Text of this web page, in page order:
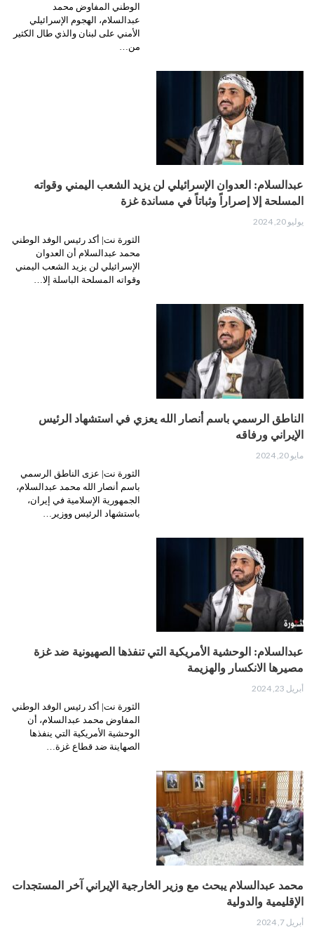
الوطني المفاوض محمد
عبدالسلام، الهجوم الإسرائيلي
الأمني على لبنان والذي طال الكثير
من…
عبدالسلام: العدوان الإسرائيلي لن يزيد الشعب اليمني وقواته
المسلحة إلا إصراراً وثباتاً في مساندة غزة
يوليو 20, 2024
الثورة نت| أكد رئيس الوفد الوطني
محمد عبدالسلام أن العدوان
الإسرائيلي لن يزيد الشعب اليمني
وقواته المسلحة الباسلة إلا…
الناطق الرسمي باسم أنصار الله يعزي في استشهاد الرئيس
الإيراني ورفاقه
مايو 20, 2024
الثورة نت| عزى الناطق الرسمي
باسم أنصار الله محمد عبدالسلام،
الجمهورية الإسلامية في إيران،
باستشهاد الرئيس ووزير…
عبدالسلام: الوحشية الأمريكية التي تنفذها الصهيونية ضد غزة
مصيرها الانكسار والهزيمة
أبريل 23, 2024
الثورة نت| ‏أكد رئيس الوفد الوطني
المفاوض محمد عبدالسلام، أن
الوحشية الأمريكية التي ينفذها
الصهاينة ضد قطاع غزة…
محمد عبدالسلام يبحث مع وزير الخارجية الإيراني آخر المستجدات
الإقليمية والدولية
أبريل 7, 2024